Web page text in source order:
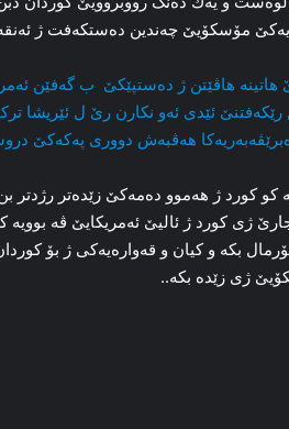
مۆسكۆیێ چەندین دەستكەفت ژ
ھاڤێتن ژ ده‌ستپێکێ ‌ ب گه‌فێن
رێکه‌فتنێ ئێدی ئه‌و نکارن رێ ل ئێریشا
هه‌ڤبه‌ش دووری پەکەکێ
کورد ژ هه‌موو ده‌مه‌کێ زێده‌تر رژدتر بن،
ژی کورد ژ ئالیێ ئەمریكایێ ڤه‌ بوویه‌
بکه‌ و کیان و قه‌واره‌یه‌كی ژ بۆ
ژی زێدە بكە..